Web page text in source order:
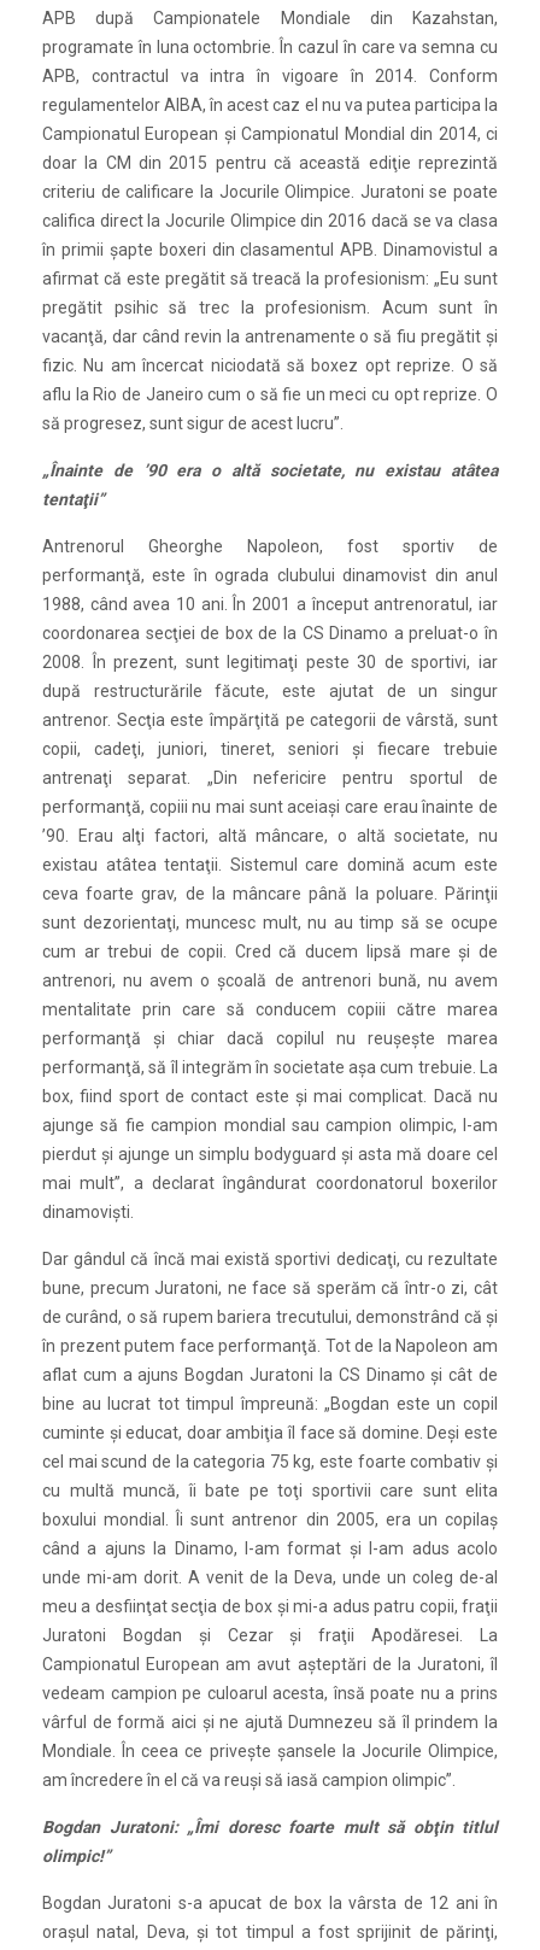
APB după Campionatele Mondiale din Kazahstan,
programate în luna octombrie. În cazul în care va semna cu
APB, contractul va intra în vigoare în 2014. Conform
regulamentelor AIBA, în acest caz el nu va putea participa la
Campionatul European şi Campionatul Mondial din 2014, ci
doar la CM din 2015 pentru că această ediţie reprezintă
criteriu de calificare la Jocurile Olimpice. Juratoni se poate
califica direct la Jocurile Olimpice din 2016 dacă se va clasa
în primii şapte boxeri din clasamentul APB. Dinamovistul a
afirmat că este pregătit să treacă la profesionism: „Eu sunt
pregătit psihic să trec la profesionism. Acum sunt în
vacanţă, dar când revin la antrenamente o să fiu pregătit şi
fizic. Nu am încercat niciodată să boxez opt reprize. O să
aflu la Rio de Janeiro cum o să fie un meci cu opt reprize. O
să progresez, sunt sigur de acest lucru”.
„Înainte de ’90 era o altă societate, nu existau atâtea
tentaţii”
Antrenorul Gheorghe Napoleon, fost sportiv de
performanţă, este în ograda clubului dinamovist din anul
1988, când avea 10 ani. În 2001 a început antrenoratul, iar
coordonarea secţiei de box de la CS Dinamo a preluat-o în
2008. În prezent, sunt legitimaţi peste 30 de sportivi, iar
după restructurările făcute, este ajutat de un singur
antrenor. Secţia este împărţită pe categorii de vârstă, sunt
copii, cadeţi, juniori, tineret, seniori și fiecare trebuie
antrenaţi separat. „Din nefericire pentru sportul de
performanţă, copiii nu mai sunt aceiași care erau înainte de
’90. Erau alţi factori, altă mâncare, o altă societate, nu
existau atâtea tentaţii. Sistemul care domină acum este
ceva foarte grav, de la mâncare până la poluare. Părinţii
sunt dezorientaţi, muncesc mult, nu au timp să se ocupe
cum ar trebui de copii. Cred că ducem lipsă mare și de
antrenori, nu avem o școală de antrenori bună, nu avem
mentalitate prin care să conducem copiii către marea
performanţă și chiar dacă copilul nu reușește marea
performanţă, să îl integrăm în societate așa cum trebuie. La
box, fiind sport de contact este și mai complicat. Dacă nu
ajunge să fie campion mondial sau campion olimpic, l-am
pierdut și ajunge un simplu bodyguard și asta mă doare cel
mai mult”, a declarat îngândurat coordonatorul boxerilor
dinamoviști.
Dar gândul că încă mai există sportivi dedicaţi, cu rezultate
bune, precum Juratoni, ne face să sperăm că într-o zi, cât
de curând, o să rupem bariera trecutului, demonstrând că și
în prezent putem face performanţă. Tot de la Napoleon am
aflat cum a ajuns Bogdan Juratoni la CS Dinamo și cât de
bine au lucrat tot timpul împreună: „Bogdan este un copil
cuminte și educat, doar ambiţia îl face să domine. Deși este
cel mai scund de la categoria 75 kg, este foarte combativ și
cu multă muncă, îi bate pe toţi sportivii care sunt elita
boxului mondial. Îi sunt antrenor din 2005, era un copilaș
când a ajuns la Dinamo, l-am format și l-am adus acolo
unde mi-am dorit. A venit de la Deva, unde un coleg de-al
meu a desfiinţat secţia de box și mi-a adus patru copii, fraţii
Juratoni Bogdan și Cezar și fraţii Apodăresei. La
Campionatul European am avut așteptări de la Juratoni, îl
vedeam campion pe culoarul acesta, însă poate nu a prins
vârful de formă aici și ne ajută Dumnezeu să îl prindem la
Mondiale. În ceea ce privește șansele la Jocurile Olimpice,
am încredere în el că va reuși să iasă campion olimpic”.
Bogdan Juratoni: „Îmi doresc foarte mult să obţin titlul
olimpic!”
Bogdan Juratoni s-a apucat de box la vârsta de 12 ani în
orașul natal, Deva, și tot timpul a fost sprijinit de părinţi,